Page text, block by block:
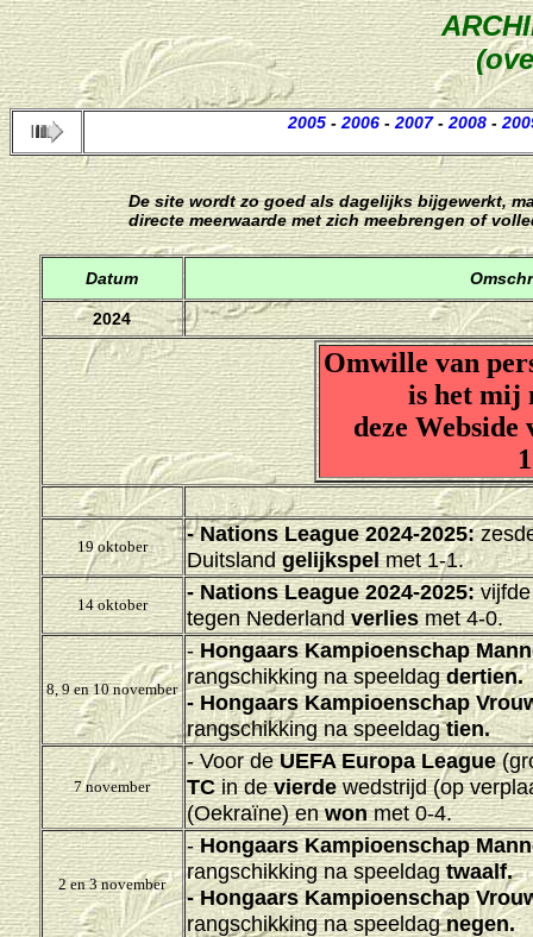
2005- 2006- 2007- 2008-
De site wordt zo goed als dagelijks bijgewerkt,
directe meerwaarde met zich meebrengen of
Datum
2024
Omwille van
is het mij
deze
19 oktober
-Nations League 2024-2025:
Duitslandgelijkspelmet 1-1.
14 oktober
-Nations League 2024-2025:
tegen Nederlandverliesmet 4-0.
8, 9 en 10 november
-Hongaars Kampioenschap
rangschikking na speeldagdertien.
- Hongaars Kampioenschap
rangschikking na speeldagtien.
7 november
- Voor deUEFA Europa League
TCin devierdewedstrijd (op
(Oekraïne) enwonmet 0-4.
2 en 3 november
-Hongaars Kampioenschap
rangschikking na speeldagtwaalf.
-Hongaars Kampioenschap
rangschikking na speeldagnegen.